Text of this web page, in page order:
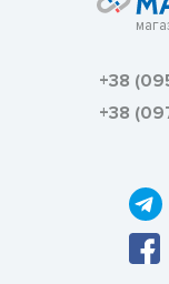
+38
+38